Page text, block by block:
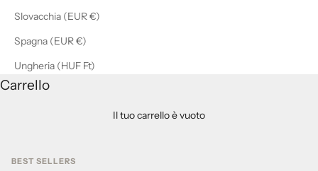
Slovacchia (EUR €)
Spagna (EUR €)
Ungheria (HUF Ft)
Carrello
Il tuo carrello è vuoto
BEST SELLERS